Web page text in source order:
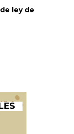
ley de